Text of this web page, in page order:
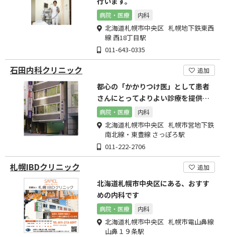
病院・医療 内科
北海道札幌市中央区 札幌地下鉄東西
線 西18丁目駅
011-643-0335
石田内科クリニック 追加
都心の「かかりつけ医」として患者
さんにとってよりよい診療を提供い
たします。
病院・医療 内科
北海道札幌市中央区 札幌市営地下鉄
南北線・東豊線 さっぽろ駅
011-222-2706
札幌IBDクリニック 追加
北海道札幌市中央区にある、おすす
めの内科です
病院・医療 内科
北海道札幌市中央区 札幌市電山鼻線
山鼻１９条駅